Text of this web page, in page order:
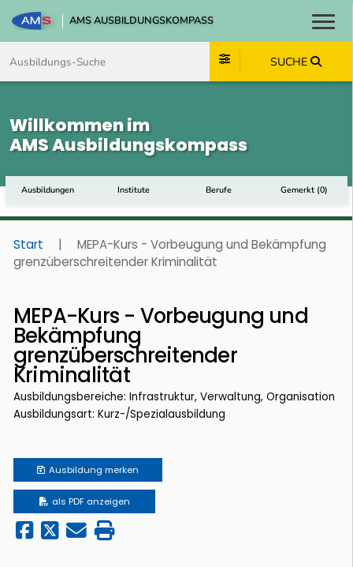
AMS AUSBILDUNGSKOMPASS
SUCHE
Willkommen im
AMS Ausbildungskompass
Ausbildungen Institute Berufe Gemerkt (0)
Start |
MEPA-Kurs - Vorbeugung und Bekämpfung
grenzüberschreitender Kriminalität
MEPA-Kurs - Vorbeugung und
Bekämpfung
grenzüberschreitender
Kriminalität
Ausbildungsbereiche: Infrastruktur, Verwaltung, Organisation
Ausbildungsart: Kurz-/Spezialausbildung
Ausbildung merken
als PDF anzeigen